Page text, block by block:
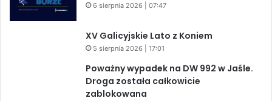
6 sierpnia 2026 | 07:47
XV Galicyjskie Lato z Koniem
5 sierpnia 2026 | 17:01
Poważny wypadek na DW 992 w Jaśle.
Droga została całkowicie
zablokowana